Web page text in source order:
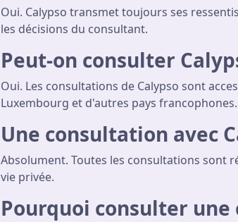
Oui. Calypso transmet toujours ses
les décisions du consultant.
Peut-on consulter
Oui. Les consultations de Calypso sont
Luxembourg et d'autres pays francophones.
Une consultation avec
Absolument. Toutes les consultations sont
vie privée.
Pourquoi consulter une